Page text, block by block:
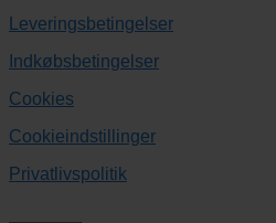
Leveringsbetingelser
Indkøbsbetingelser
Cookies
Cookieindstillinger
Privatlivspolitik